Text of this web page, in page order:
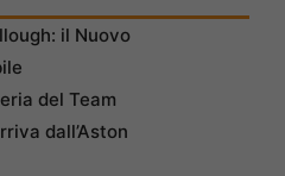
il Nuovo
del Team
dall’Aston